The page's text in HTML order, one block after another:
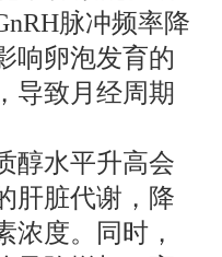
脉冲频率降
响卵泡发育的
导致月经周期
醇水平升高会
肝脏代谢，降
浓度。同时，